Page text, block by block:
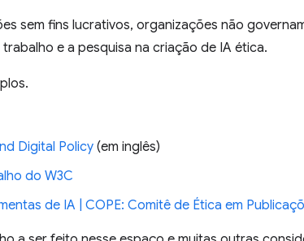
sem fins lucrativos, organizações não
e a pesquisa na criação de IA ética.
Digital Policy(em inglês)
do W3C
de IA | COPE: Comitê de Ética em